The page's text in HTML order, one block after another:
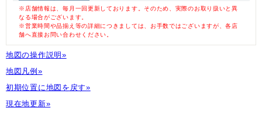
※店舗情報は、毎月一回更新しております。そのため、実際のお取り扱いと異
なる場合がございます。
※営業時間や品揃え等の詳細につきましては、お手数ではございますが、各店
舗へ直接お問い合わせください。
地図の操作説明»
地図凡例»
初期位置に地図を戻す»
現在地更新»